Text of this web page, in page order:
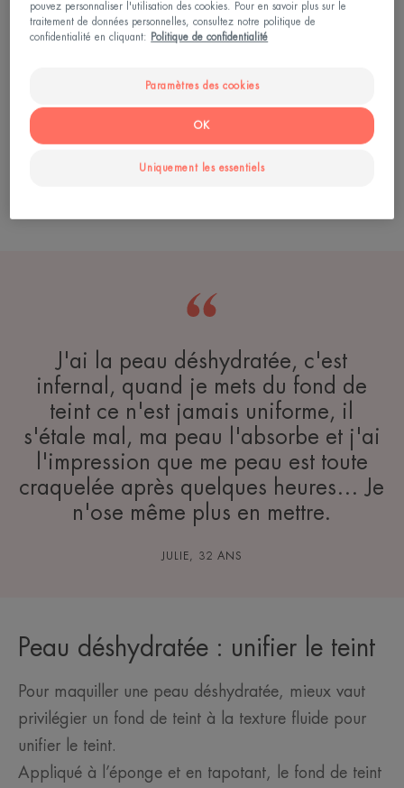
sèche) ? Contrairement à cette dernière (qui est
sèche en permanence), la peau déshydratée ne l'est
et tous les types de peau, et peut être accentuée
par certains facteurs comme le vent, le froid ou les
atmosphères trop sèches.
J'ai la peau déshydratée, c'est
infernal, quand je mets du fond de
teint ce n'est jamais uniforme, il
s'étale mal, ma peau l'absorbe et j'ai
l'impression que me peau est toute
craquelée après quelques heures… Je
n'ose même plus en mettre.
JULIE, 32 ANS
Peau déshydratée : unifier le teint
Pour maquiller une peau déshydratée, mieux vaut
privilégier un fond de teint à la texture fluide pour
unifier le teint.
Appliqué à l’éponge et en tapotant, le fond de teint
pouvez personnaliser l'utilisation des cookies. Pour en savoir plus sur le
traitement de données personnelles, consultez notre politique de
confidentialité en cliquant:
Politique de confidentialité
Paramètres des cookies
Uniquement les essentiels
OK